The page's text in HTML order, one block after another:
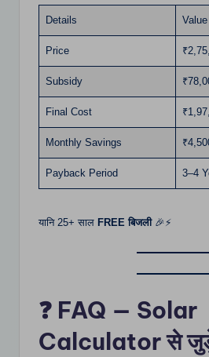
Details Value
Price
Subsidy
Final Cost
Monthly Savings
Payback Period 3–4
यानि 25+ साल FREE बिजली🎉⚡
❓ FAQ — Solar
Calculator से